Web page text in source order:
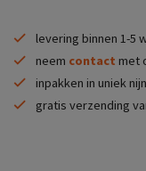
levering binnen 1-5
neem contact met
inpakken in uniek
gratis verzending